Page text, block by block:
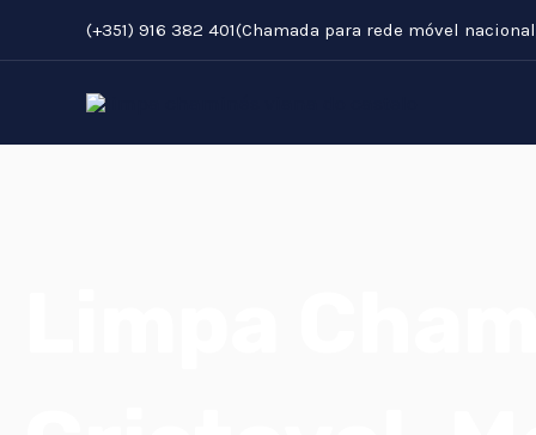
to
(+351) 916 382 401(Chamada para rede móvel